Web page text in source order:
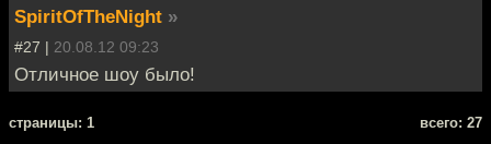
SpiritOfTheNight »
#27 | 20.08.12 09:23
Отличное шоу было!
cтраницы: 1 всего: 27